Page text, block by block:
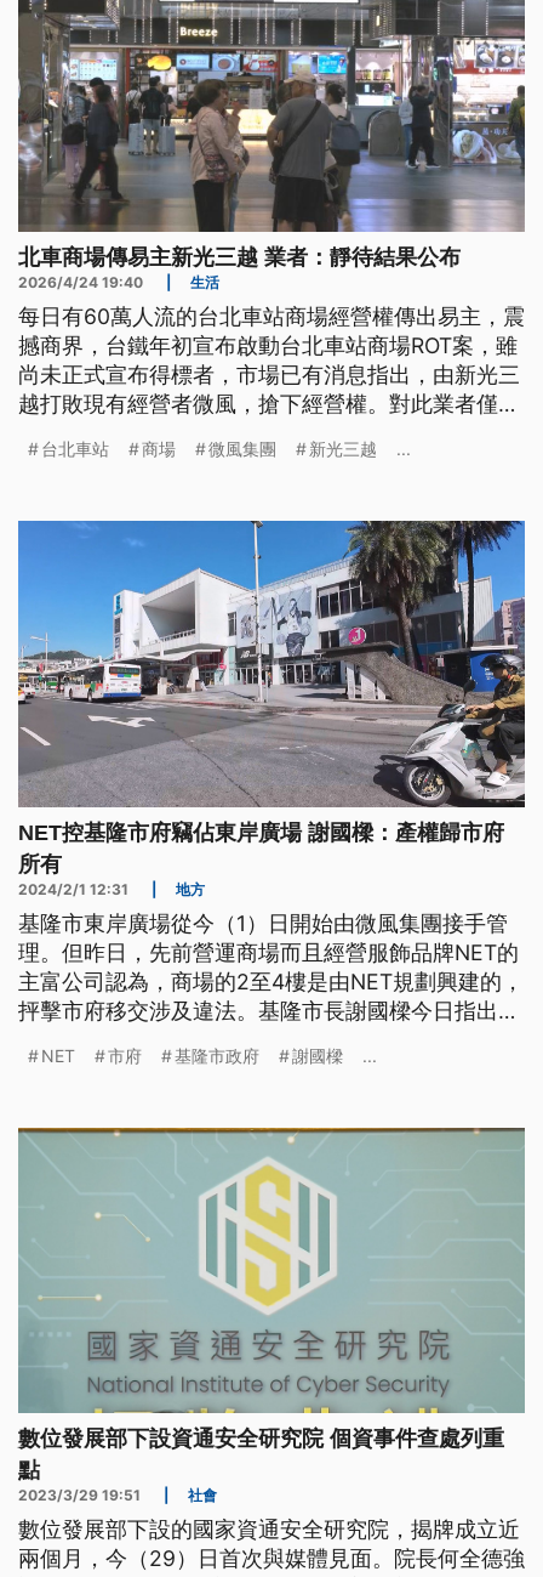
北車商場傳易主新光三越 業者：靜待結果公布
2026/4/24 19:40 生活
每日有60萬人流的台北車站商場經營權傳出易主，震
撼商界，台鐵年初宣布啟動台北車站商場ROT案，雖
尚未正式宣布得標者，市場已有消息指出，由新光三
越打敗現有經營者微風，搶下經營權。對此業者僅低
台北車站 商場 微風集團 新光三越 ...
NET控基隆市府竊佔東岸廣場 謝國樑：產權歸市府
所有
2024/2/1 12:31 地方
基隆市東岸廣場從今（1）日開始由微風集團接手管
理。但昨日，先前營運商場而且經營服飾品牌NET的
主富公司認為，商場的2至4樓是由NET規劃興建的，
抨擊市府移交涉及違法。基隆市長謝國樑今日指出東
府，並沒有強佔，也尊重NET所提出的訴訟，希望在
NET 市府 基隆市政府 謝國樑 ...
數位發展部下設資通安全研究院 個資事件查處列重
點
2023/3/29 19:51 社會
數位發展部下設的國家資通安全研究院，揭牌成立近
兩個月，今（29）日首次與媒體見面。院長何全德強